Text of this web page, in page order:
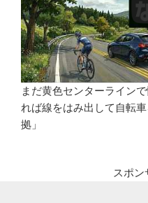
まだ黄色センターライン
れば線をはみ出して自転
拠」
スポン